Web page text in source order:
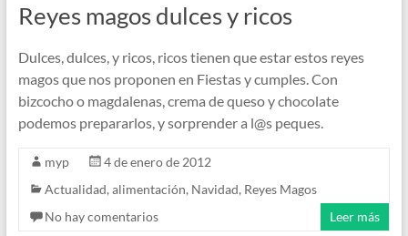
Reyes magos dulces y ricos
Dulces, dulces, y ricos, ricos tienen que estar estos reyes
magos que nos proponen en Fiestas y cumples. Con
bizcocho o magdalenas, crema de queso y chocolate
podemos prepararlos, y sorprender a l@s peques.
myp
4 de enero de 2012
Actualidad, alimentación, Navidad, Reyes Magos
No hay comentarios
Leer más